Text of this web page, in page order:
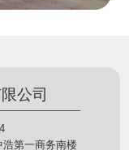
公司
第一商务南楼